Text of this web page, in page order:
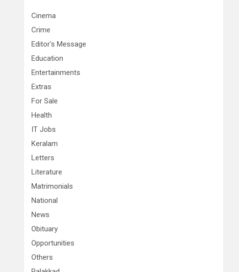
Cinema
Crime
Editor's Message
Education
Entertainments
Extras
For Sale
Health
IT Jobs
Keralam
Letters
Literature
Matrimonials
National
News
Obituary
Opportunities
Others